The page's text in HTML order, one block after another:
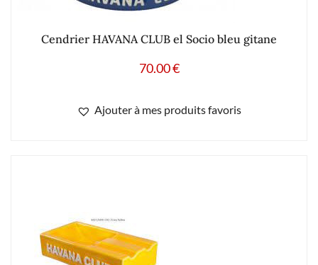
Cendrier HAVANA CLUB el Socio bleu gitane
70.00€
Ajouter à mes produits favoris